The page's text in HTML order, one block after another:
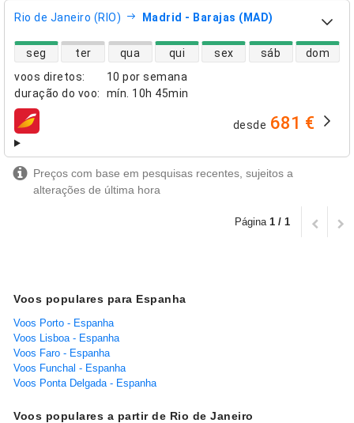
Rio de Janeiro (RIO) Madrid - Barajas (MAD)
voos diretos:
10 por semana
duração do voo: mín. 10h 45min
disponibilidade de voos diretos
seg ter qua qui sex sáb dom
companhias aéreas desde 681 €
Preços com base em pesquisas recentes, sujeitos a
alterações de última hora
Página 1 / 1
Voos populares para Espanha
Voos Porto - Espanha
Voos Lisboa - Espanha
Voos Faro - Espanha
Voos Funchal - Espanha
Voos Ponta Delgada - Espanha
Voos populares a partir de Rio de Janeiro